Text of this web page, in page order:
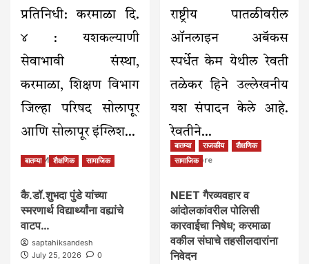
प्रतिनिधी: करमाळा दि.
४ : यशकल्याणी
सेवाभावी संस्था,
करमाळा, शिक्षण विभाग
जिल्हा परिषद सोलापूर
आणि सोलापूर इंग्लिश...
Read MoreRead
करमाळ्यात
उद्या
राष्ट्रीय पातळीवरील
ऑनलाइन अबॅकस
स्पर्धेत केम येथील रेवती
तळेकर हिने उल्लेखनीय
यश संपादन केले आहे.
रेवतीने...
Read MoreRead
राष्ट्रीय
ऑनलाइन
अबॅकस
स्पर्धेत
बातम्या शैक्षणिक सामाजिक
कै.डॉ.शुभदा पुंडे यांच्या
स्मरणार्थ विद्यार्थ्यांना वह्यांचे
वाटप…
saptahiksandesh
July 25, 2026
0
बातम्या राजकीय
शैक्षणिक
सामाजिक
NEET गैरव्यवहार व
आंदोलकांवरील पोलिसी
कारवाईचा निषेध; करमाळा
वकील संघाचे तहसीलदारांना
निवेदन